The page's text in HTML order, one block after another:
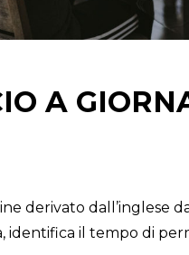
A
derivato dall’inglese
identifica il tempo di